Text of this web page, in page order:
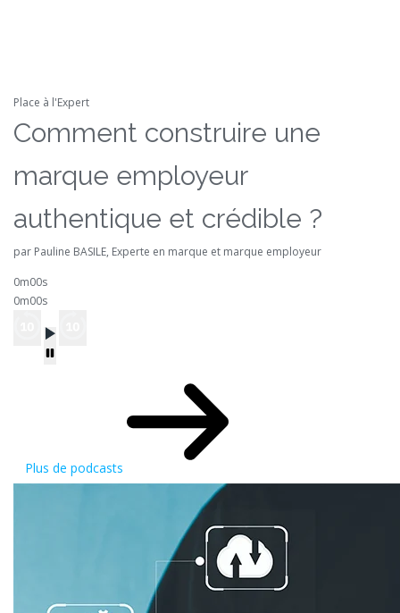
Place à l'Expert
Comment construire une
marque employeur
authentique et crédible ?
par Pauline BASILE, Experte en marque et marque employeur
0m00s
0m00s
Plus de podcasts